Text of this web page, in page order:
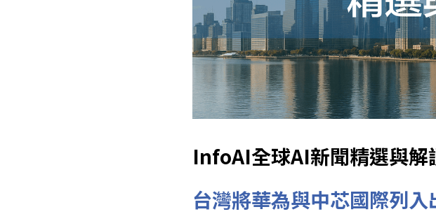
InfoAI全球AI新聞精選與解
台灣將華為與中芯國際列